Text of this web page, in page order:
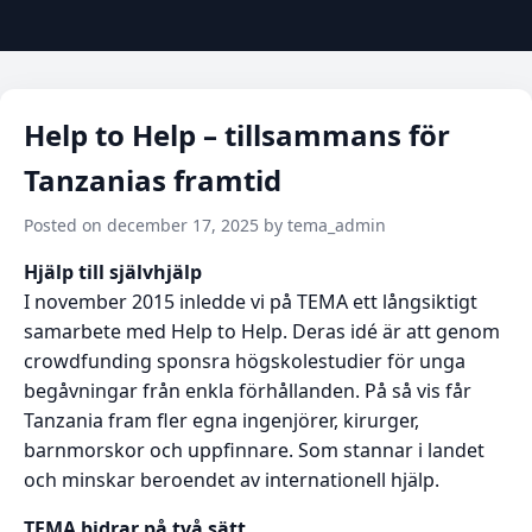
Help to Help – tillsammans för
Tanzanias framtid
Posted on december 17, 2025 by tema_admin
Hjälp till självhjälp
I november 2015 inledde vi på TEMA ett långsiktigt
samarbete med Help to Help. Deras idé är att genom
crowdfunding sponsra högskolestudier för unga
begåvningar från enkla förhållanden. På så vis får
Tanzania fram fler egna ingenjörer, kirurger,
barnmorskor och uppfinnare. Som stannar i landet
och minskar beroendet av internationell hjälp.